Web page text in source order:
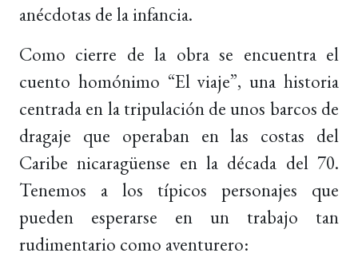
anécdotas de la infancia.
Como cierre de la obra se encuentra el
cuento homónimo “El viaje”, una historia
centrada en la tripulación de unos barcos de
dragaje que operaban en las costas del
Caribe nicaragüense en la década del 70.
Tenemos a los típicos personajes que
pueden esperarse en un trabajo tan
rudimentario como aventurero: